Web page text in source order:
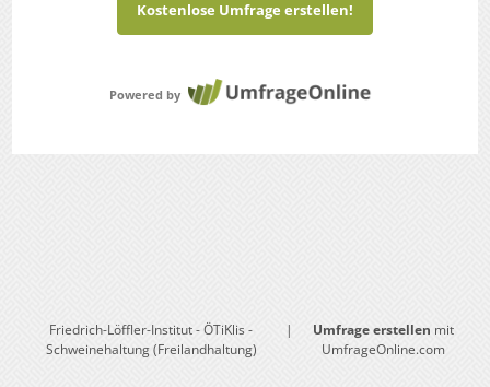
Kostenlose Umfrage erstellen!
Powered by
Friedrich-Löffler-Institut - ÖTiKlis -
Schweinehaltung (Freilandhaltung)
| Umfrage erstellen mit
UmfrageOnline.com